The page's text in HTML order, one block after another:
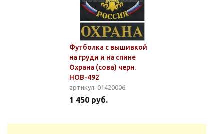
Футболка с вышивкой
на груди и на спине
Охрана (сова) черн.
НОВ-492
артикул: 01420006
1 450 руб.